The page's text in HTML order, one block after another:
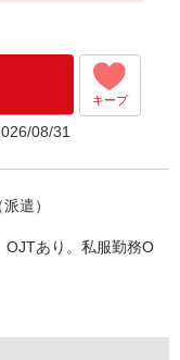
キープ
08/31
遣）
OJTあり。私服勤務O
が活躍中。土日祝休
わせください。